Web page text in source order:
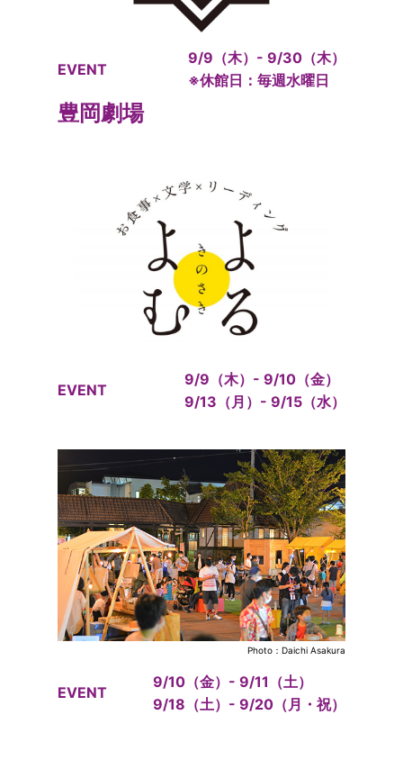
EVENT
9/9（木）- 9/30（木）
※休館日：毎週水曜日
豊岡劇場
EVENT
9/9（木）- 9/10（金）
9/13（月）- 9/15（水）
Photo：Daichi Asakura
EVENT
9/10（金）- 9/11（土）
9/18（土）- 9/20（月・祝）